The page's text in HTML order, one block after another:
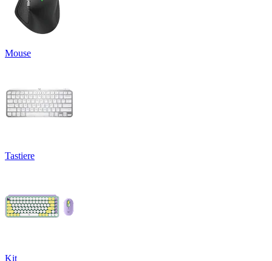
Mouse
Tastiere
Kit